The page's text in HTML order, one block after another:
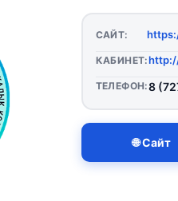
САЙТ:
КАБИНЕТ:
ТЕЛЕФОН:8
🌐 Сайт